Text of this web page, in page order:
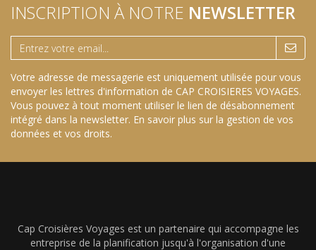
INSCRIPTION À NOTRE NEWSLETTER
Votre adresse de messagerie est uniquement utilisée pour vous
envoyer les lettres d'information de CAP CROISIERES VOYAGES.
Vous pouvez à tout moment utiliser le lien de désabonnement
intégré dans la newsletter. En savoir plus sur la gestion de vos
données et vos droits.
Cap Croisières Voyages est un partenaire qui accompagne les
entreprise de la planification jusqu'à l'organisation d'une